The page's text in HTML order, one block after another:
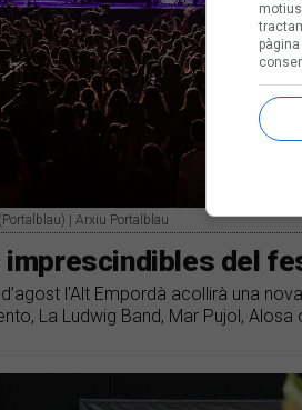
| Arxiu Portalblau
imprescindibles del
l'Alt Empordà acollirà una
La Ludwig Band, Mar Pujol, Alosa